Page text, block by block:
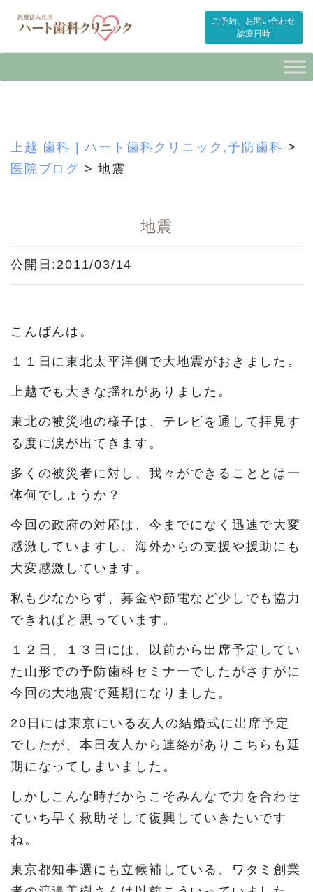
ご予約、お問い合わせ
診療日時
上越 歯科 | ハート歯科クリニック,予防歯科 >
医院ブログ >地震
地震
公開日:2011/03/14
こんばんは。
１１日に東北太平洋側で大地震がおきました。
上越でも大きな揺れがありました。
東北の被災地の様子は、テレビを通して拝見す
る度に涙が出てきます。
多くの被災者に対し、我々ができることとは一
体何でしょうか？
今回の政府の対応は、今までになく迅速で大変
感激していますし、海外からの支援や援助にも
大変感激しています。
私も少なからず、募金や節電など少しでも協力
できればと思っています。
１２日、１３日には、以前から出席予定してい
た山形での予防歯科セミナーでしたがさすがに
今回の大地震で延期になりました。
20日には東京にいる友人の結婚式に出席予定
でしたが、本日友人から連絡がありこちらも延
期になってしまいました。
しかしこんな時だからこそみんなで力を合わせ
ていち早く救助そして復興していきたいです
ね。
東京都知事選にも立候補している、ワタミ創業